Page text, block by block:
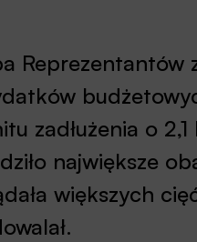
Reprezentantów
zadłużenia o
największe
większych